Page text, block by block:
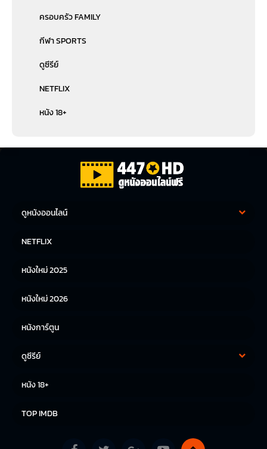
ครอบครัว FAMILY
กีฬา SPORTS
ดูซีรีย์
NETFLIX
หนัง 18+
ดูหนังออนไลน์
หนังญี่ปุ่น
NETFLIX
หนังใหม่ 2025
หนังใหม่ 2026
หนังการ์ตูน
ดูซีรีย์
หนัง 18+
TOP IMDB